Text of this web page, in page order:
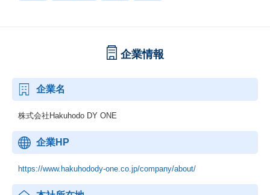
企業情報
企業名
株式会社Hakuhodo DY ONE
企業HP
https://www.hakuhodody-one.co.jp/company/about/